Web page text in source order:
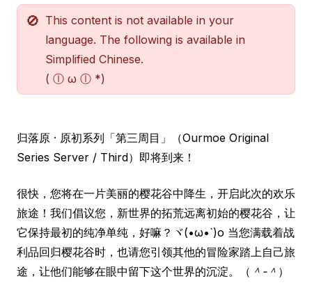
️🚫 This content is not available in your
language. The following is available in
Simplified Chinese.
( ⓛ ω ⓛ *)
归落原 · 原初系列「第三周目」（Ourmoe Original
Series Server / Third）即将到来！
很快，您将在一片美丽的樱花谷中降生，开启此次的欢乐
旅途！我们倡议您，新世界的拓荒远离初始的樱花谷，让
它保持最初的纯净单纯，好嘛？ヾ(•ω•`)o 当您满载着战
利品回归樱花谷时，也请您引领其他的冒险家踏上自己旅
途，让他们能够在眼中留下这个世界的沉淀。（ ＾-＾ ）